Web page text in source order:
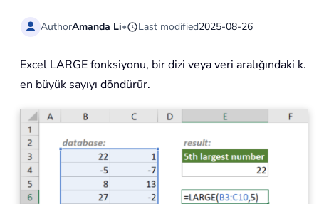
AuthorAmanda Li• Last modified2025-08-26
Excel LARGE fonksiyonu, bir dizi veya veri aralığındaki k.
en büyük sayıyı döndürür.